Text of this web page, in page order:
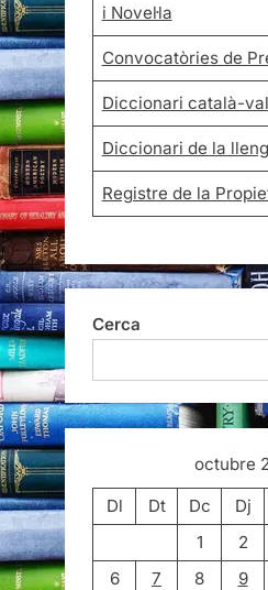
i Novel·la
Convocatòries de
Diccionari català-
Diccionari de la
Registre de la
Cerca
octubre
Dl
Dt Dc Dj
1
2
6
7 8 9